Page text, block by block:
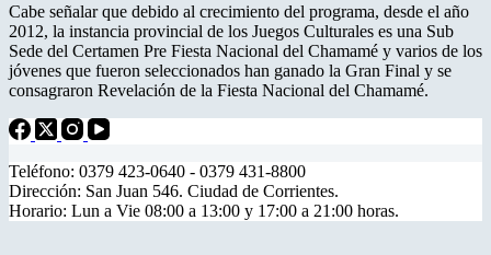
Cabe señalar que debido al crecimiento del programa, desde el año
2012, la instancia provincial de los Juegos Culturales es una Sub
Sede del Certamen Pre Fiesta Nacional del Chamamé y varios de los
jóvenes que fueron seleccionados han ganado la Gran Final y se
consagraron Revelación de la Fiesta Nacional del Chamamé.
Teléfono: 0379 423-0640 - 0379 431-8800
Dirección: San Juan 546. Ciudad de Corrientes.
Horario: Lun a Vie 08:00 a 13:00 y 17:00 a 21:00 horas.